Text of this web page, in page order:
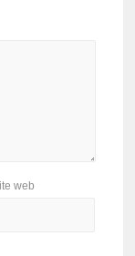
web